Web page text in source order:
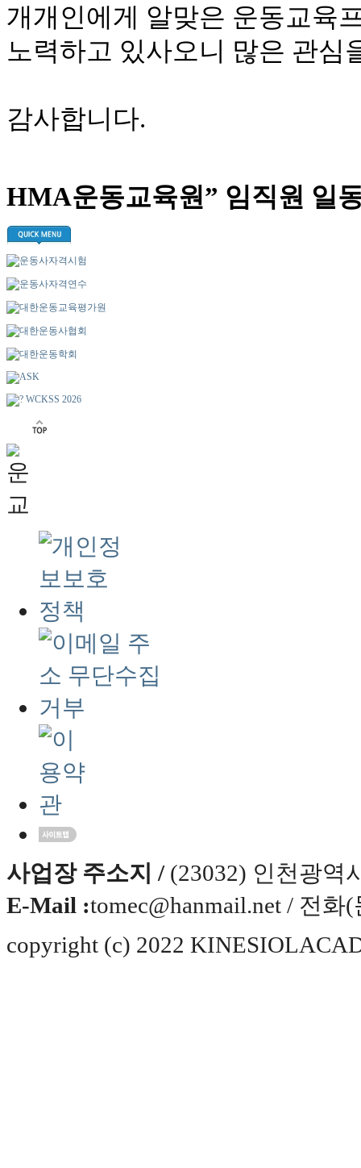
개개인에게 알맞은 운동교육
노력하고 있사오니 많은 관심
감사합니다.
HMA운동교육원” 임직원 일
사업장 주소지 / (23032) 인천광역
E-Mail :tomec@hanmail.net / 전화
copyright (c) 2022